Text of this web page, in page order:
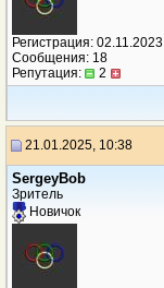
Регистрация: 02.11.2023
Сообщения: 18
Репутация:
2
21.01.2025, 10:38
SergeyBob
Зритель
Новичок